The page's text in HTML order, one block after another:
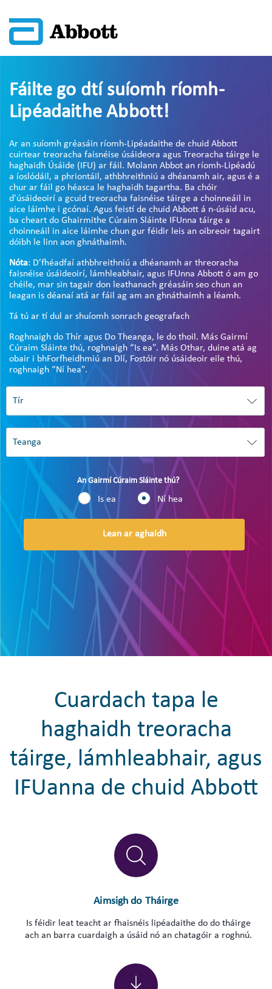
Fáilte go dtí suíomh ríomh-
Lipéadaithe Abbott!
Ar an suíomh gréasáin ríomh-Lipéadaithe de chuid Abbott
cuirtear treoracha faisnéise úsáideora agus Treoracha táirge le
haghaidh Úsáide (IFU) ar fáil. Molann Abbot an ríomh-Lipéadú
a íoslódáil, a phriontáil, athbhreithniú a dhéanamh air, agus é a
chur ar fáil go héasca le haghaidh tagartha. Ba chóir
d'úsáideoirí a gcuid treoracha faisnéise táirge a choinneáil in
aice láimhe i gcónaí. Agus feistí de chuid Abbott á n-úsáid acu,
ba cheart do Ghairmithe Cúraim Sláinte IFUnna táirge a
choinneáil in aice láimhe chun gur féidir leis an oibreoir tagairt
dóibh le linn aon ghnáthaimh.
Nóta: D’fhéadfaí athbhreithniú a dhéanamh ar threoracha
faisnéise úsáideoirí, lámhleabhair, agus IFUnna Abbott ó am go
chéile, mar sin tagair don leathanach gréasáin seo chun an
leagan is déanaí atá ar fáil ag am an ghnáthaimh a léamh.
Tá tú ar tí dul ar shuíomh sonrach geografach
Roghnaigh do Thír agus Do Theanga, le do thoil. Más Gairmí
Cúraim Sláinte thú, roghnaigh “Is ea". Más Othar, duine atá ag
obair i bhForfheidhmiú an Dlí, Fostóir nó úsáideoir eile thú,
roghnaigh “Ní hea".
An Gairmí Cúraim Sláinte thú?
Is ea Ní hea
Lean ar aghaidh
Cuardach tapa le
haghaidh treoracha
táirge, lámhleabhair, agus
IFUanna de chuid Abbott
Aimsigh do Tháirge
Is féidir leat teacht ar fhaisnéis lipéadaithe do do tháirge
ach an barra cuardaigh a úsáid nó an chatagóir a roghnú.